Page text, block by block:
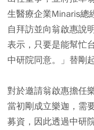
生醫療企業Minaris總
自拜訪並向翁啟惠說
表示，只要是能幫忙
中研院同意。」替剛
對於邀請翁啟惠擔任
當初剛成立樂迦，需
募資，因此透過中研